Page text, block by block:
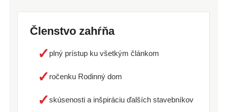
Členstvo zahŕňa
✓ plný prístup ku všetkým článkom
✓ ročenku Rodinný dom
✓skúsenosti a inšpiráciu ďalších stavebníkov